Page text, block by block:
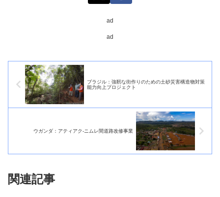
ad
ad
ブラジル：強靭な街作りのための土砂災害構造物対策
能力向上プロジェクト
ウガンダ：アティアク-ニムレ間道路改修事業
関連記事